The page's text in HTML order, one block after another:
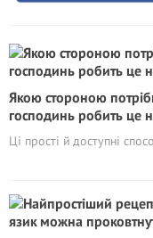
Якою стороною
господинь робить це
Ці прості й доступні